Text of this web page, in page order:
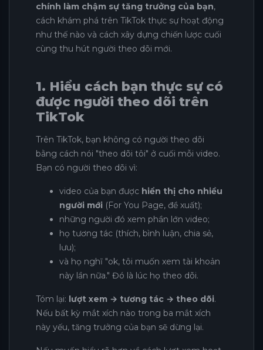
chính làm chậm sự tăng trưởng của bạn,
cách khám phá trên TikTok thực sự hoạt động
như thế nào và cách xây dựng chiến lược cuối
cùng thu hút người theo dõi mới.
1. Hiểu cách bạn thực sự có
được người theo dõi trên
TikTok
Trên TikTok, bạn không có người theo dõi
bằng cách nói "theo dõi tôi" ở cuối mỗi video.
Bạn có người theo dõi vì:
video của bạn được hiển thị cho nhiều
người mới (For You Page, đề xuất);
những người đó xem phần lớn video;
họ tương tác (thích, bình luận, chia sẻ,
lưu);
và họ nghĩ "ok, tôi muốn xem tài khoản
này lần nữa." Đó là lúc họ theo dõi.
Tóm lại: lượt xem → tương tác → theo dõi.
Nếu bất kỳ mắt xích nào trong ba mắt xích
này yếu, tăng trưởng của bạn sẽ dừng lại.